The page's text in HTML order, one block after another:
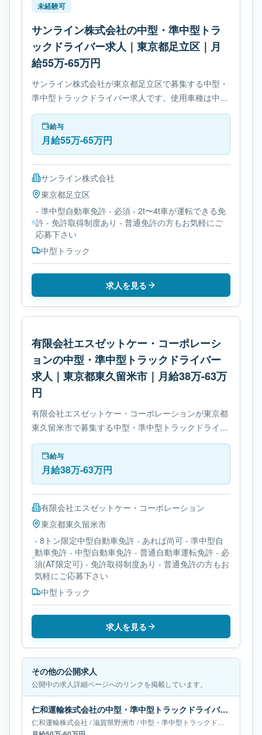
未経験可
サンライン株式会社の中型・準中型トラ
ックドライバー求人｜東京都足立区｜月
給55万-65万円
サンライン株式会社が東京都足立区で募集する中型・
準中型トラックドライバー求人です。使用車種は中型
トラックです。勤務時間は- 変形労働時間制です。必
要免許は- 準中型自動車免許です。
給与
月給55万-65万円
サンライン株式会社
東京都足立区
- 準中型自動車免許 - 必須 - 2t〜4t車が運転できる免
許 - 免許取得制度あり - 普通免許の方もお気軽にご
応募下さい
中型トラック
求人を見る
有限会社エスゼットケー・コーポレーシ
ョンの中型・準中型トラックドライバー
求人｜東京都東久留米市｜月給38万-63万
円
有限会社エスゼットケー・コーポレーションが東京都
東久留米市で募集する中型・準中型トラックドライバ
ー求人です。使用車種は中型トラックです。必要免許
は- 8トン限定中型自動車免許です。
給与
月給38万-63万円
有限会社エスゼットケー・コーポレーション
東京都東久留米市
- 8トン限定中型自動車免許 - あれば尚可 - 準中型自
動車免許 - 中型自動車免許 - 普通自動車運転免許 - 必
須(AT限定可) - 免許取得制度あり - 普通免許の方もお
気軽にご応募下さい
中型トラック
求人を見る
その他の公開求人
公開中の求人詳細ページへのリンクを掲載しています。
仁和運輸株式会社の中型・準中型トラックドライバー求人｜滋賀県野洲市｜月給50万-60万円
仁和運輸株式会社 /滋賀県野洲市/中型・準中型トラックドライバー